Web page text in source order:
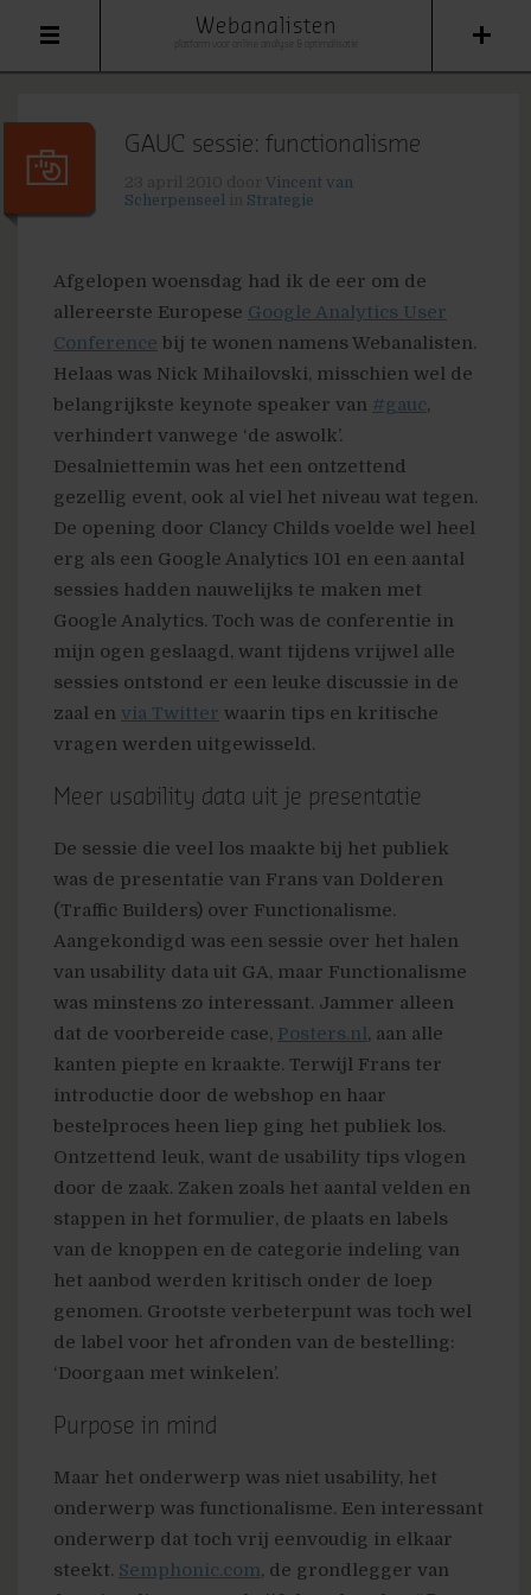
Webanalisten
GAUC sessie: functionalisme
Vincent van
Scherpenseel
Strategie
Afgelopen woensdag had ik de eer om de
allereerste Europese Google Analytics User
Conference bij te wonen namens Webanalisten.
Helaas was Nick Mihailovski, misschien wel de
belangrijkste keynote speaker van #gauc,
verhindert vanwege ‘de aswolk’.
Desalniettemin was het een ontzettend
gezellig event, ook al viel het niveau wat tegen.
De opening door Clancy Childs voelde wel heel
erg als een Google Analytics 101 en een aantal
sessies hadden nauwelijks te maken met
Google Analytics. Toch was de conferentie in
mijn ogen geslaagd, want tijdens vrijwel alle
sessies ontstond er een leuke discussie in de
zaal en via Twitter waarin tips en kritische
vragen werden uitgewisseld.
Meer usability data uit je presentatie
De sessie die veel los maakte bij het publiek
was de presentatie van Frans van Dolderen
(Traffic Builders) over Functionalisme.
Aangekondigd was een sessie over het halen
van usability data uit GA, maar Functionalisme
was minstens zo interessant. Jammer alleen
dat de voorbereide case, Posters.nl, aan alle
kanten piepte en kraakte. Terwijl Frans ter
introductie door de webshop en haar
bestelproces heen liep ging het publiek los.
Ontzettend leuk, want de usability tips vlogen
door de zaak. Zaken zoals het aantal velden en
stappen in het formulier, de plaats en labels
van de knoppen en de categorie indeling van
het aanbod werden kritisch onder de loep
genomen. Grootste verbeterpunt was toch wel
de label voor het afronden van de bestelling:
‘Doorgaan met winkelen’.
Purpose in mind
Maar het onderwerp was niet usability, het
onderwerp was functionalisme. Een interessant
onderwerp dat toch vrij eenvoudig in elkaar
steekt. Semphonic.com, de grondlegger van